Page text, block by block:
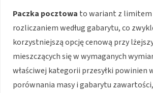
Paczka pocztowa to wariant z limitem
rozliczaniem według gabarytu, co
korzystniejszą opcję cenową przy
mieszczących się w wymaganych
właściwej kategorii przesyłki powinien
porównania masy i gabarytu